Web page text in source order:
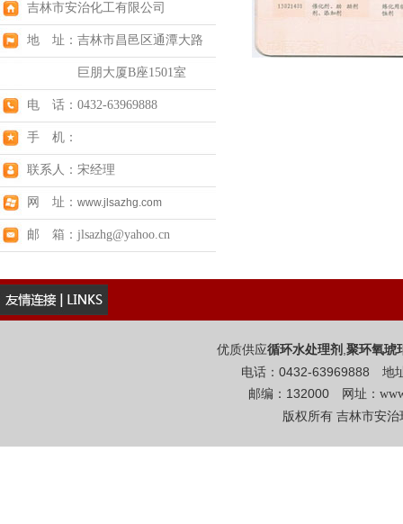
吉林市安治化工有限公司
地 址：吉林市昌邑区通潭大路
巨朋大厦B座1501室
电 话：0432-63969888
手 机：
联系人：宋经理
网 址： www.jlsazhg.com
邮 箱：jlsazhg@yahoo.cn
优质供应循环水处理剂 ,聚环氧琥
电话：0432-63969888 地
邮编：132000 网址：
版权所有 吉林市安